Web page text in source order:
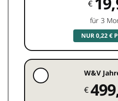
€
für 3
NUR 0,22 €
W&V
€